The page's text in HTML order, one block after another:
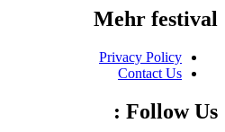
Mehr festival
Privacy Policy
Contact Us
Follow Us :